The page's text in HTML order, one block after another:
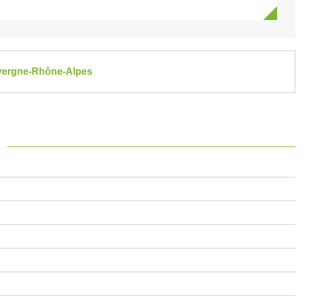
Rhône-Alpes